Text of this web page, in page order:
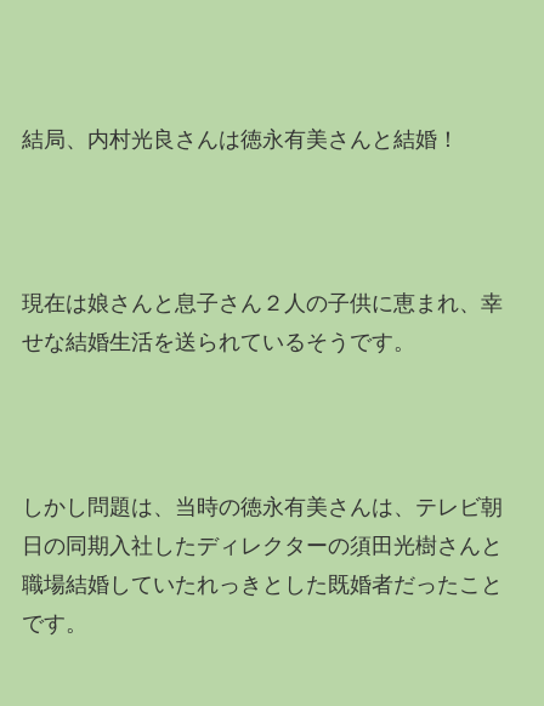
結局、内村光良さんは徳永有美さんと結婚！
現在は娘さんと息子さん２人の子供に恵まれ、幸
せな結婚生活を送られているそうです。
しかし問題は、当時の徳永有美さんは、テレビ朝
日の同期入社したディレクターの須田光樹さんと
職場結婚していたれっきとした既婚者だったこと
です。